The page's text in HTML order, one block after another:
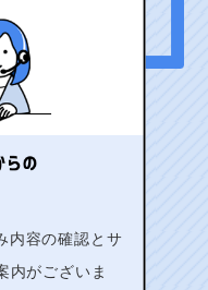
内容の確認とサ
内がございま